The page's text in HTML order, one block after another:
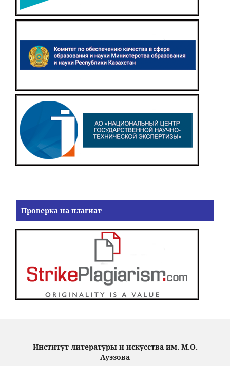
Проверка на плагиат
Институт литературы и искусства им. М.О.
Ауэзова